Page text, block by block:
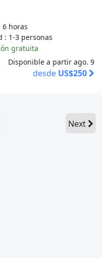
6 horas
: 1-3 personas
gratuita
Disponible a partir ago. 9
desde US$250
Next